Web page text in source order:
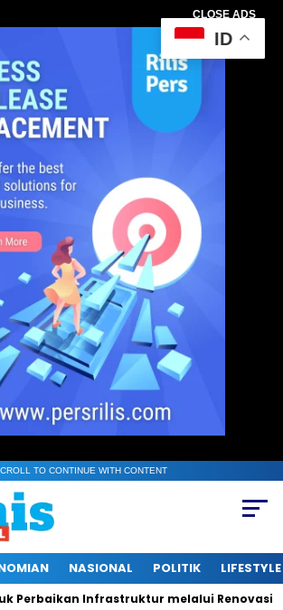
CLOSE ADS
TO CONTINUE WITH CONTENT
NASIONAL POLITIK LIFESTYLE
Infrastruktur melalui Renovasi
ID